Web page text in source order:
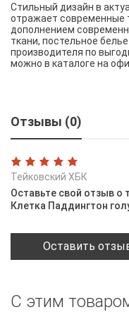
Стильный дизайн в
отражает современные
дополнением
ткани, постельное
производителя по
можно в каталоге на
Отзывы (0)
Тейковский ХБК
Оставьте свой отзыв о
Клетка Паддингтон
Оставить
С этим